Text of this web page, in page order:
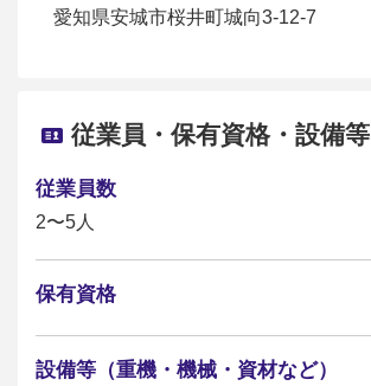
愛知県安城市桜井町城向3-12-7
従業員・保有資格・設備等
従業員数
2〜5人
保有資格
設備等（重機・機械・資材など）